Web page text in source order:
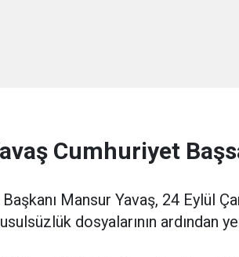
Cumhuriyet
Mansur Yavaş, 24 Eylül
dosyalarının ardından